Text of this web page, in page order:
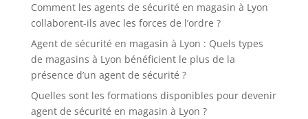
Comment les agents de sécurité en magasin à Lyon
collaborent-ils avec les forces de l’ordre ?
Agent de sécurité en magasin à Lyon : Quels types
de magasins à Lyon bénéficient le plus de la
présence d’un agent de sécurité ?
Quelles sont les formations disponibles pour devenir
agent de sécurité en magasin à Lyon ?